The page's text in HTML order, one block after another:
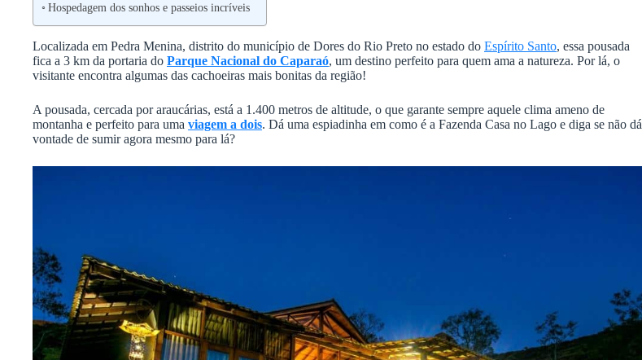
Hospedagem dos sonhos e passeios incríveis
Localizada em Pedra Menina, distrito do município de Dores do Rio Preto no estado do Espírito Santo, essa pousada
fica a 3 km da portaria do Parque Nacional do Caparaó, um destino perfeito para quem ama a natureza. Por lá, o
visitante encontra algumas das cachoeiras mais bonitas da região!
A pousada, cercada por araucárias, está a 1.400 metros de altitude, o que garante sempre aquele clima ameno de
montanha e perfeito para uma viagem a dois. Dá uma espiadinha em como é a Fazenda Casa no Lago e diga se não dá
vontade de sumir agora mesmo para lá?